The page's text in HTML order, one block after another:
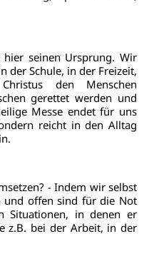
seinen Ursprung. Wir
der Schule, in der Freizeit,
den Menschen
gerettet werden und
Messe endet für uns
reicht in den Alltag
- Indem wir selbst
und offen sind für die Not
Situationen, in denen er
z.B. bei der Arbeit, in der